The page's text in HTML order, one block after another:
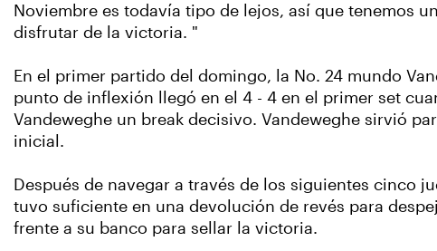
Noviembre es todavía tipo de lejos, así que tenemos
disfrutar de la victoria. "
En el primer partido del domingo, la No. 24 mundo
punto de inflexión llegó en el 4 - 4 en el primer set
Vandeweghe un break decisivo. Vandeweghe sirvió
inicial.
Después de navegar a través de los siguientes cinco
tuvo suficiente en una devolución de revés para
frente a su banco para sellar la victoria.